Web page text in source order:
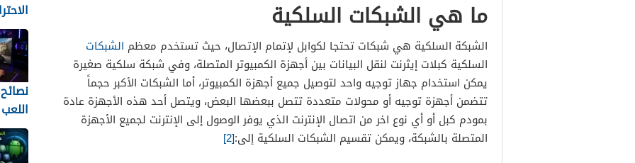
ما هي الشبكات السلكية
الشبكة السلكية هي شبكات تحتجا لكوابل لإتمام الإتصال، حيث تستخدم معظم الشبكات
السلكية كبلات إيثرنت لنقل البيانات بين أجهزة الكمبيوتر المتصلة، وفي شبكة سلكية صغيرة
يمكن استخدام جهاز توجيه واحد لتوصيل جميع أجهزة الكمبيوتر، أما الشبكات الأكبر حجماً
تتضمن أجهزة توجيه أو محولات متعددة تتصل ببعضها البعض، ويتصل أحد هذه الأجهزة عادة
بمودم كبل أو أي نوع اخر من اتصال الإنترنت الذي يوفر الوصول إلى الإنترنت لجميع الأجهزة
المتصلة بالشبكة، ويمكن تقسيم الشبكات السلكية إلى:[2]
إلى